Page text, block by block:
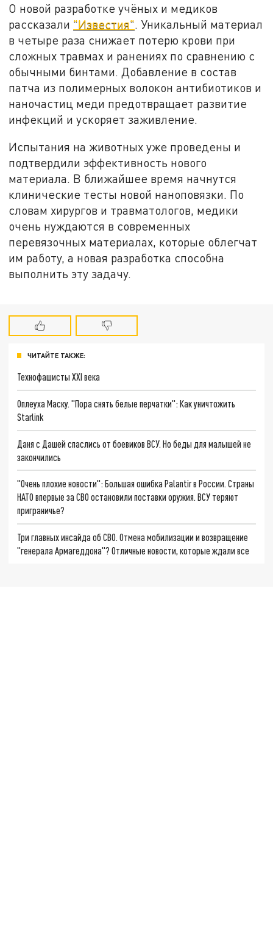
О новой разработке учёных и медиков
рассказали "Известия". Уникальный материал
в четыре раза снижает потерю крови при
сложных травмах и ранениях по сравнению с
обычными бинтами. Добавление в состав
патча из полимерных волокон антибиотиков и
наночастиц меди предотвращает развитие
инфекций и ускоряет заживление.
Испытания на животных уже проведены и
подтвердили эффективность нового
материала. В ближайшее время начнутся
клинические тесты новой наноповязки. По
словам хирургов и травматологов, медики
очень нуждаются в современных
перевязочных материалах, которые облегчат
им работу, а новая разработка способна
выполнить эту задачу.
ЧИТАЙТЕ ТАКЖЕ:
Технофашисты XXI века
Оплеуха Маску. "Пора снять белые перчатки": Как уничтожить
Starlink
Даня с Дашей спаслись от боевиков ВСУ. Но беды для малышей не
закончились
"Очень плохие новости": Большая ошибка Palantir в России. Страны
НАТО впервые за СВО остановили поставки оружия. ВСУ теряют
приграничье?
Три главных инсайда об СВО. Отмена мобилизации и возвращение
"генерала Армагеддона"? Отличные новости, которые ждали все